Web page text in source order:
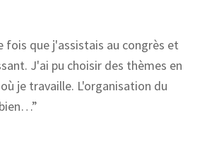
fois que j'assistais au congrès et
J'ai pu choisir des thèmes en
je travaille. L'organisation du